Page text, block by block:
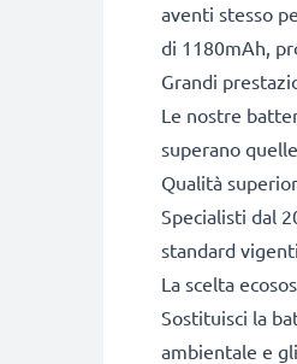
aventi stesso
di 1180mAh,
Grandi
Le nostre
superano
Qualità
Specialisti dal
standard
La scelta
Sostituisci la
ambientale e